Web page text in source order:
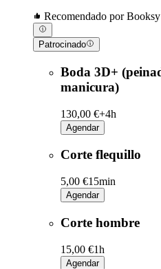
Recomendado por Booksy
Patrocinado
Boda 3D+
manicura)
130,00 €+4h
Agendar
Corte flequillo
5,00 €15min
Agendar
Corte hombre
15,00 €1h
Agendar